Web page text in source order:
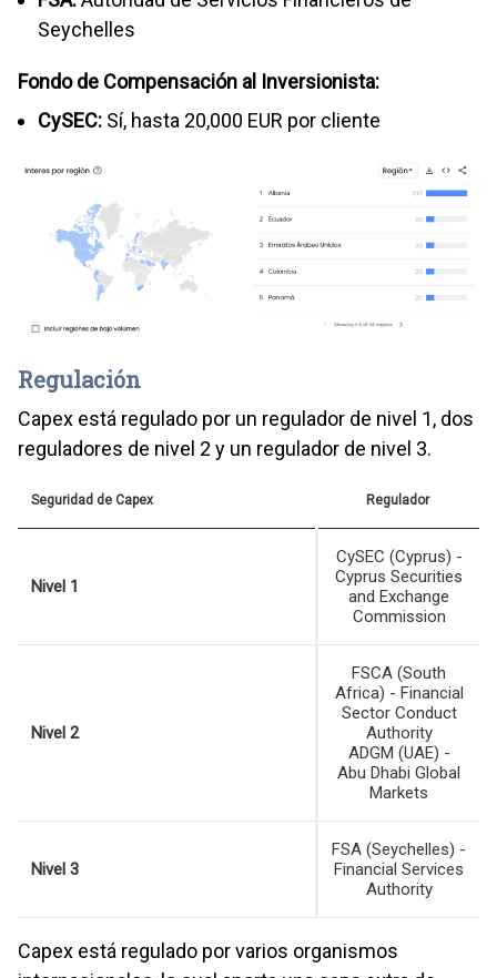
Seychelles
Fondo de Compensación al Inversionista:
CySEC: Sí, hasta 20,000 EUR por cliente
Regulación
Capex está regulado por un regulador de nivel 1, dos
reguladores de nivel 2 y un regulador de nivel 3.
Seguridad de Capex Regulador
Nivel 1
CySEC (Cyprus) -
Cyprus Securities
and Exchange
Commission
Nivel 2
FSCA (South
Africa) - Financial
Sector Conduct
Authority
ADGM (UAE) -
Abu Dhabi Global
Markets
Nivel 3
FSA (Seychelles) -
Financial Services
Authority
Capex está regulado por varios organismos